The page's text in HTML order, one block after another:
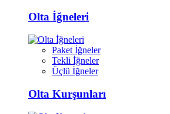
Olta İğneleri
Paket İğneler
Tekli İğneler
Üçlü İğneler
Olta Kurşunları